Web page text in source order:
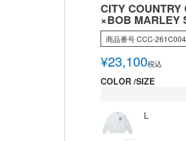
CITY COUNTRY
×BOB MARLEY
商品番号CCC-261C004
¥23,100税込
COLOR SIZE
L